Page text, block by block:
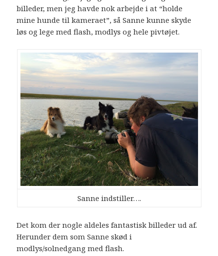
billeder, men jeg havde nok arbejde i at “holde
mine hunde til kameraet”, så Sanne kunne skyde
løs og lege med flash, modlys og hele pivtøjet.
Sanne indstiller….
Det kom der nogle aldeles fantastisk billeder ud af.
Herunder dem som Sanne skød i
modlys/solnedgang med flash.